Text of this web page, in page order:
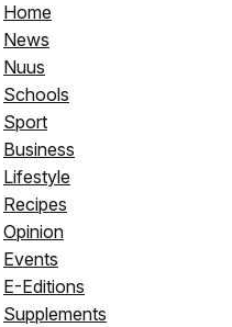
Home
News
Nuus
Schools
Sport
Business
Lifestyle
Recipes
Opinion
Events
E-Editions
Supplements